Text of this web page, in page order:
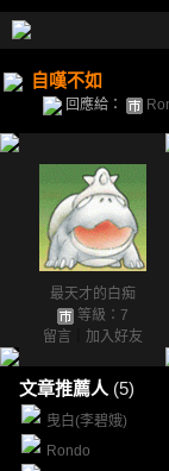
自嘆不如
回應給：
最天才的白痴
等級：7
留言
加入好友
文章推薦人 (5)
曳白(李碧娥)
Rondo